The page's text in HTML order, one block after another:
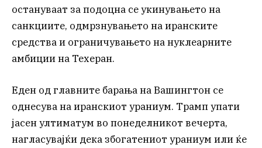
остануваат за подоцна се укинувањето на
санкциите, одмрзнувањето на иранските
средства и ограничувањето на нуклеарните
амбиции на Техеран.
Еден од главните барања на Вашингтон се
однесува на иранскиот ураниум. Трамп упати
јасен ултиматум во понеделникот вечерта,
нагласувајќи дека збогатениот ураниум или ќе